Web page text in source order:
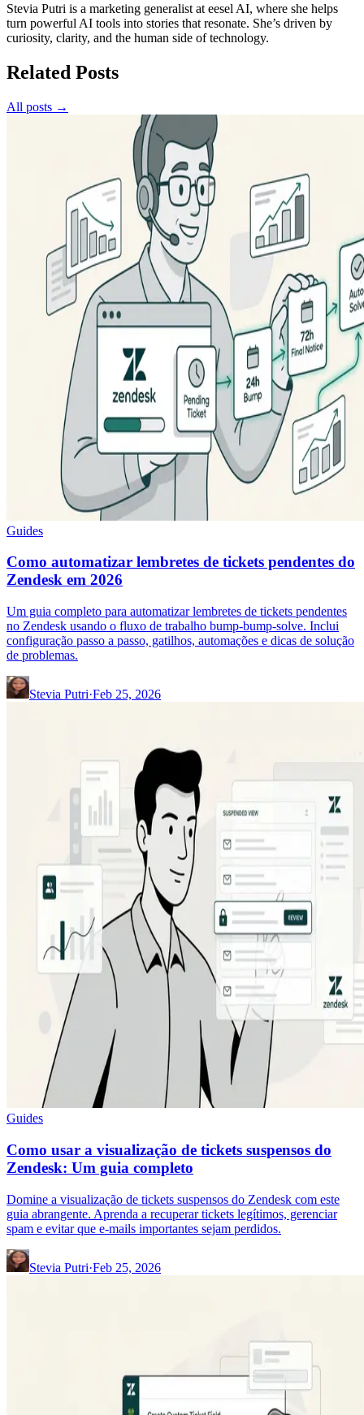
Stevia Putri is a marketing generalist at eesel AI, where she helps
turn powerful AI tools into stories that resonate. She’s driven by
curiosity, clarity, and the human side of technology.
Related Posts
All posts →
Guides
Como automatizar lembretes de tickets pendentes do
Zendesk em 2026
Um guia completo para automatizar lembretes de tickets pendentes
no Zendesk usando o fluxo de trabalho bump-bump-solve. Inclui
configuração passo a passo, gatilhos, automações e dicas de solução
de problemas.
Stevia Putri·Feb 25, 2026
Guides
Como usar a visualização de tickets suspensos do
Zendesk: Um guia completo
Domine a visualização de tickets suspensos do Zendesk com este
guia abrangente. Aprenda a recuperar tickets legítimos, gerenciar
spam e evitar que e-mails importantes sejam perdidos.
Stevia Putri·Feb 25, 2026